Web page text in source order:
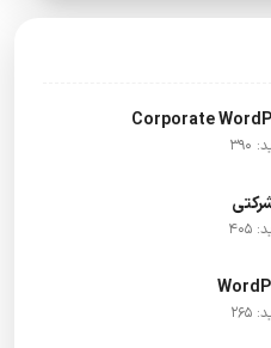
Corporate